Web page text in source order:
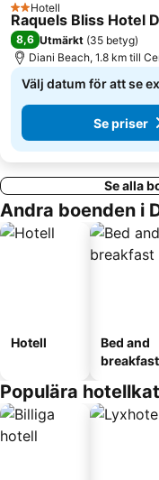
2 Stjärnor
Hotell
Raquels Bliss Hotel
8,6 Utmärkt (35 betyg)
Diani Beach, 1.8 km till
Välj datum för att se
Se priser
Se alla
Andra boenden i
Hotell
Bed and
breakfast
Populära